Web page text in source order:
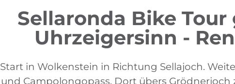
Sellaronda Bike Tour
Uhrzeigersinn -
Start in Wolkenstein in Richtung Sellajoch.
und Campolongopass. Dort übers Grödnerjoch